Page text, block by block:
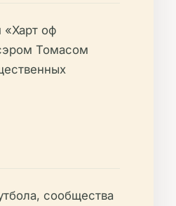
оф
Томасом
сообщества